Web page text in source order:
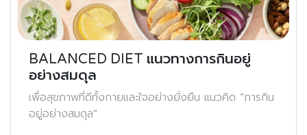
BALANCED DIET แนวทางการกินอยู่
อย่างสมดุล
เพื่อสุขภาพที่ดีทั้งกายและใจอย่างยั่งยืน แนวคิด “การกิน
อยู่อย่างสมดุล”